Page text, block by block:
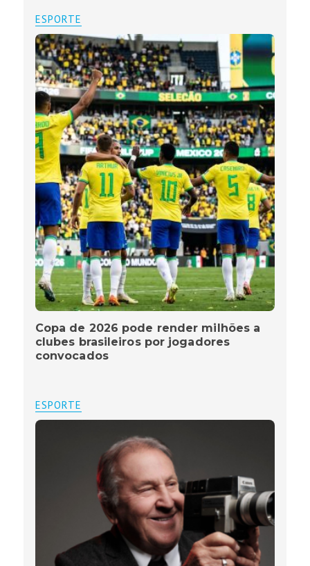
ESPORTE
Copa de 2026 pode render milhões a
clubes brasileiros por jogadores
convocados
ESPORTE